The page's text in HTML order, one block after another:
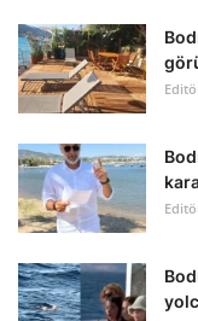
Gündem
Dünya